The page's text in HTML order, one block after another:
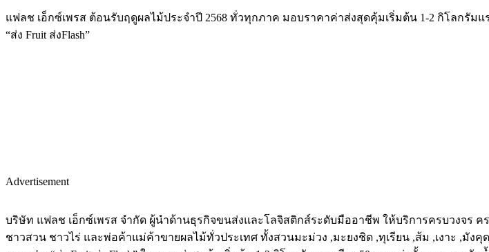
แฟลช เอ็กซ์เพรส ต้อนรับฤดูผลไม้ประจำปี 2568 ทั่วทุกภาค มอบราคาค่าส่งสุดคุ้มเริ่มต้น 1-2 กิโลกรัม
“ส่ง Fruit ส่งFlash”
Advertisement
บริษัท แฟลช เอ็กซ์เพรส จำกัด ผู้นำด้านธุรกิจขนส่งและโลจิสติกส์ระดับมืออาชีพ ให้บริการครบวงจร
ชาวสวน ชาวไร่ และพ่อค้าแม่ค้าขายผลไม้ทั่วประเทศ ทั้งสวนมะม่วง ,มะยงชิด ,ทุเรียน ,ส้ม ,เงาะ ,มัง